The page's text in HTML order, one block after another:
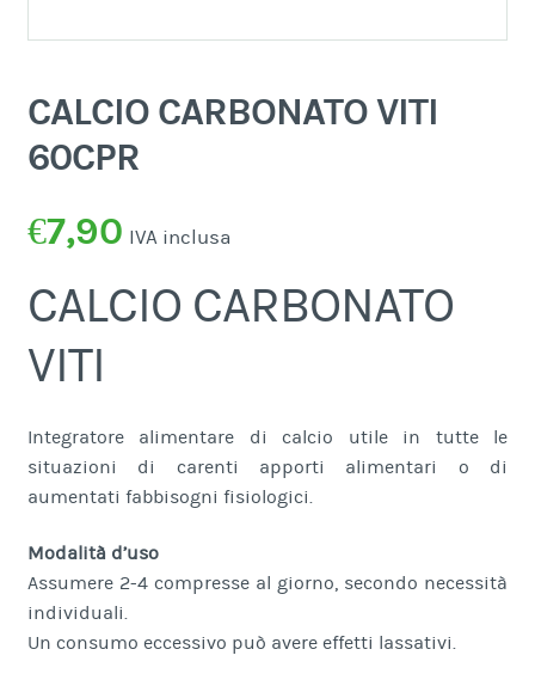
CALCIO CARBONATO VITI
60CPR
€7,90 IVA inclusa
CALCIO CARBONATO
VITI
Integratore alimentare di calcio utile in tutte le
situazioni di carenti apporti alimentari o di
aumentati fabbisogni fisiologici.
Modalità d’uso
Assumere 2-4 compresse al giorno, secondo necessità
individuali.
Un consumo eccessivo può avere effetti lassativi.